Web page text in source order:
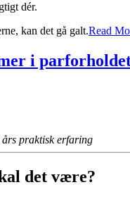
dér.
kan det gå galt.Read
i
praktisk erfaring
det være?